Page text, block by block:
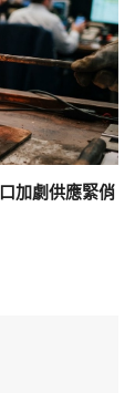
加劇供應緊俏